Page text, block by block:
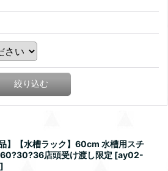
絞り込む
品】【水槽ラック】60cm 水槽用スチ
店頭受け渡し限定 [ay02-
]